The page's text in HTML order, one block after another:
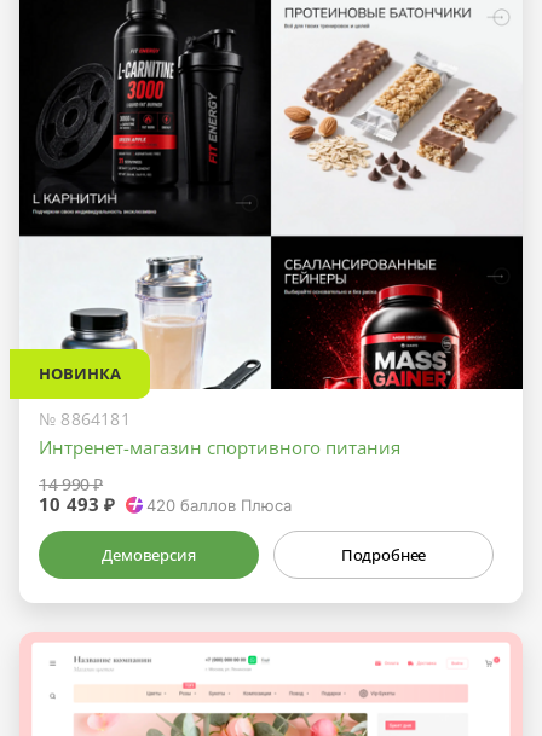
НОВИНКА
№ 8864181
Интренет-магазин спортивного питания
14 990 ₽
10 493 ₽ 420баллов Плюса
Демоверсия Подробнее